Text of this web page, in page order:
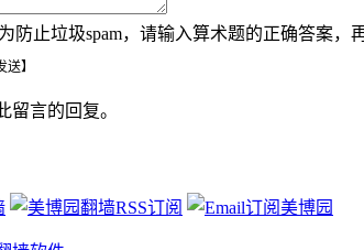
为防止垃圾spam，请输入算术题的正确答案，
送】
留言的回复。